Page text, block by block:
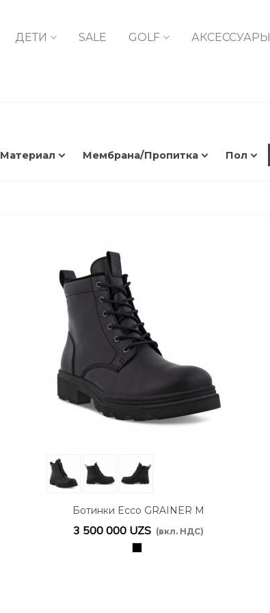
ДЕТИ SALE GOLF АКСЕССУАРЫ
Материал Мембрана/Пропитка Пол
Ботинки Ecco GRAINER M
214724/01001
3 500 000 UZS (вкл. НДС)